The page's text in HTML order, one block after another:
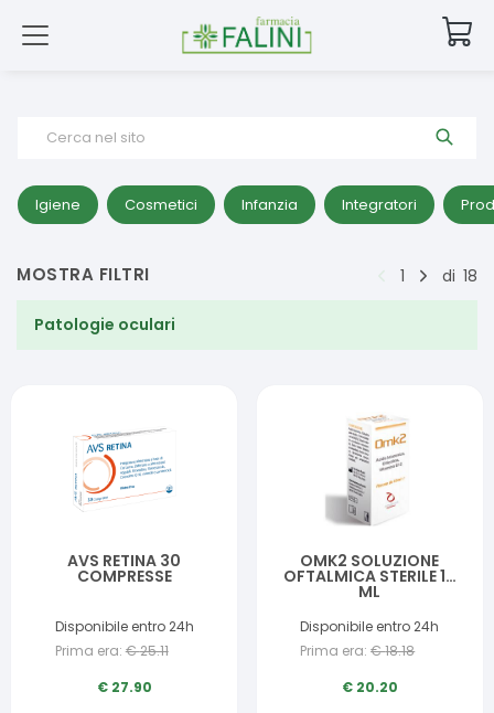
Cerca nel sito
Igiene Cosmetici Infanzia Integratori
MOSTRA FILTRI 1 di 18
Patologie oculari
AVS RETINA 30
COMPRESSE
Disponibile entro 24h
Prima era: €25.11
€ 27.90
OMK2 SOLUZIONE
OFTALMICA STERILE 10
ML
Disponibile entro 24h
Prima era: €18.18
€ 20.20